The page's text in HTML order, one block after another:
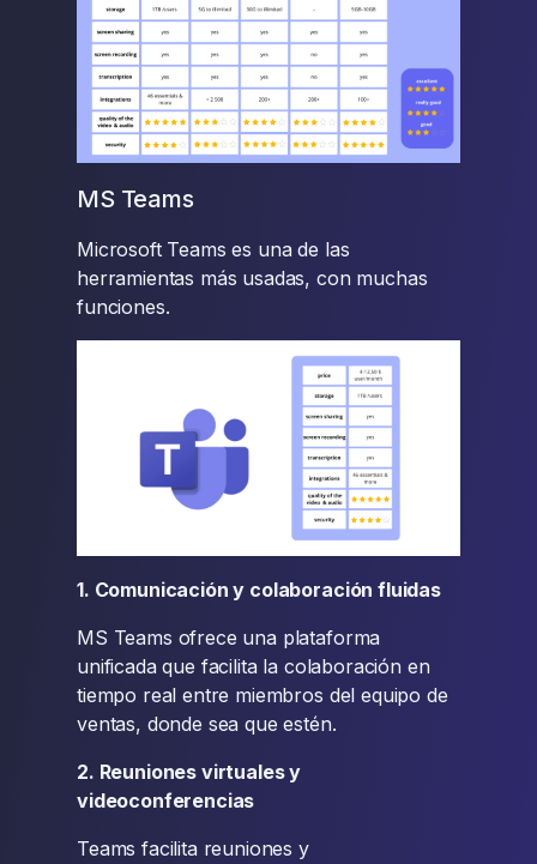
MS Teams
Microsoft Teams es una de las
herramientas más usadas, con muchas
funciones.
1. Comunicación y colaboración fluidas
MS Teams ofrece una plataforma
unificada que facilita la colaboración en
tiempo real entre miembros del equipo de
ventas, donde sea que estén.
2. Reuniones virtuales y
videoconferencias
Teams facilita reuniones y